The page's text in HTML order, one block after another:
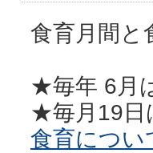
食育月間と
★毎年 6月
★毎月19日
食育につい